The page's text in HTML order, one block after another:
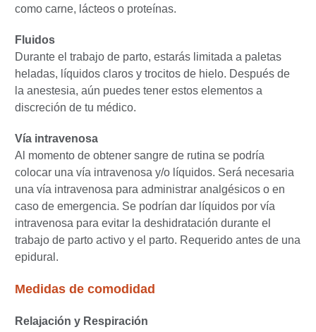
como carne, lácteos o proteínas.
Fluidos
Durante el trabajo de parto, estarás limitada a paletas
heladas, líquidos claros y trocitos de hielo. Después de
la anestesia, aún puedes tener estos elementos a
discreción de tu médico.
Vía intravenosa
Al momento de obtener sangre de rutina se podría
colocar una vía intravenosa y/o líquidos. Será necesaria
una vía intravenosa para administrar analgésicos o en
caso de emergencia. Se podrían dar líquidos por vía
intravenosa para evitar la deshidratación durante el
trabajo de parto activo y el parto. Requerido antes de una
epidural.
Medidas de comodidad
Relajación y Respiración